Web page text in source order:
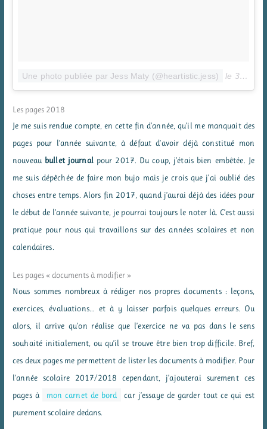
Une photo publiée par Jess Maty (@heartistic.jess) le 31 Juil. 2016 à 13h30 PDT
Les pages 2018
Je me suis rendue compte, en cette fin d’année, qu’il me manquait des
pages pour l’année suivante, à défaut d’avoir déjà constitué mon
nouveau bullet journalpour 2017. Du coup, j’étais bien embêtée. Je
me suis dépêchée de faire mon bujo mais je crois que j’ai oublié des
choses entre temps. Alors fin 2017, quand j’aurai déjà des idées pour
le début de l’année suivante, je pourrai toujours le noter là. C’est aussi
pratique pour nous qui travaillons sur des années scolaires et non
calendaires.
Les pages « documents à modifier »
Nous sommes nombreux à rédiger nos propres documents : leçons,
exercices, évaluations… et à y laisser parfois quelques erreurs. Ou
alors, il arrive qu’on réalise que l’exercice ne va pas dans le sens
souhaité initialement, ou qu’il se trouve être bien trop difficile. Bref,
ces deux pages me permettent de lister les documents à modifier. Pour
l’année scolaire 2017/2018 cependant, j’ajouterai surement ces
pages à
mon carnet de bord
car j’essaye de garder tout ce qui est
purement scolaire dedans.